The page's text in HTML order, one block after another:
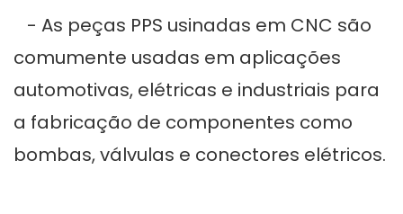
- As peças PPS usinadas em CNC são
comumente usadas em aplicações
automotivas, elétricas e industriais para
a fabricação de componentes como
bombas, válvulas e conectores elétricos.